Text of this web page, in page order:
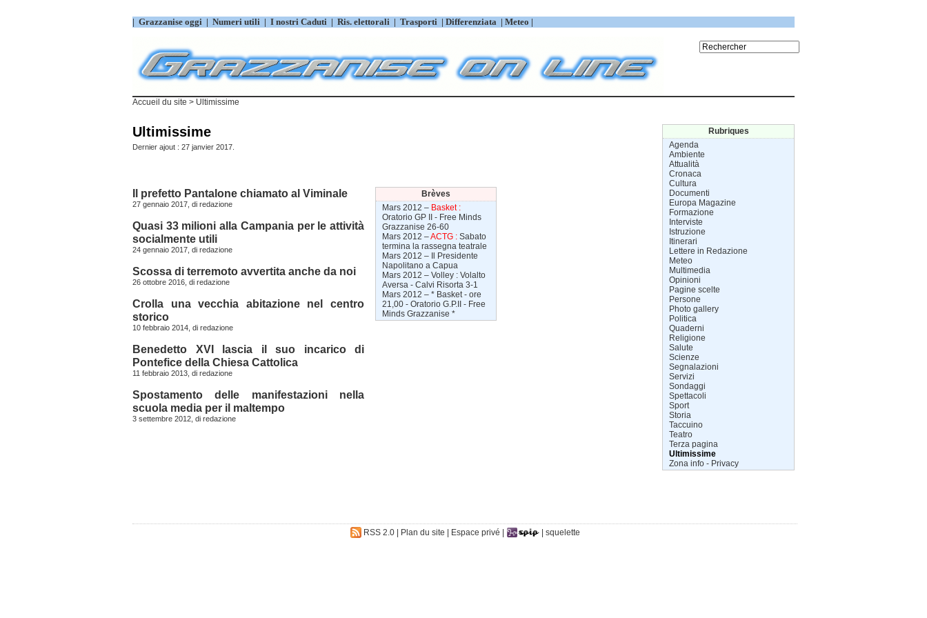
| Grazzanise oggi | Numeri utili | I nostri Caduti | Ris. elettorali | Trasporti | Differenziata | Meteo |
Accueil du site > Ultimissime
Ultimissime
Dernier ajout : 27 janvier 2017.
Il prefetto Pantalone chiamato al Viminale
27 gennaio 2017, di redazione
Quasi 33 milioni alla Campania per le attività
socialmente utili
24 gennaio 2017, di redazione
Scossa di terremoto avvertita anche da noi
26 ottobre 2016, di redazione
Crolla una vecchia abitazione nel centro
storico
10 febbraio 2014, di redazione
Benedetto XVI lascia il suo incarico di
Pontefice della Chiesa Cattolica
11 febbraio 2013, di redazione
Spostamento delle manifestazioni nella
scuola media per il maltempo
3 settembre 2012, di redazione
Brèves
Mars 2012 – Basket :
Oratorio GP II - Free Minds
Grazzanise 26-60
Mars 2012 –ACTG :Sabato
termina la rassegna teatrale
Mars 2012 –
Il Presidente
Napolitano a Capua
Mars 2012 – Volley : Volalto
Aversa - Calvi Risorta 3-1
Mars 2012 – * Basket - ore
21,00 - Oratorio G.P.II - Free
Minds Grazzanise *
Rubriques
Agenda
Ambiente
Attualità
Cronaca
Cultura
Documenti
Europa Magazine
Formazione
Interviste
Istruzione
Itinerari
Lettere in Redazione
Meteo
Multimedia
Opinioni
Pagine scelte
Persone
Photo gallery
Politica
Quaderni
Religione
Salute
Scienze
Segnalazioni
Servizi
Sondaggi
Spettacoli
Sport
Storia
Taccuino
Teatro
Terza pagina
Ultimissime
Zona info - Privacy
RSS 2.0| Plan du site | Espace privé | | squelette